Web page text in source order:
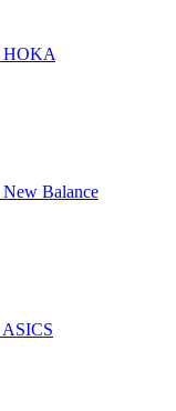
HOKA
New Balance
ASICS